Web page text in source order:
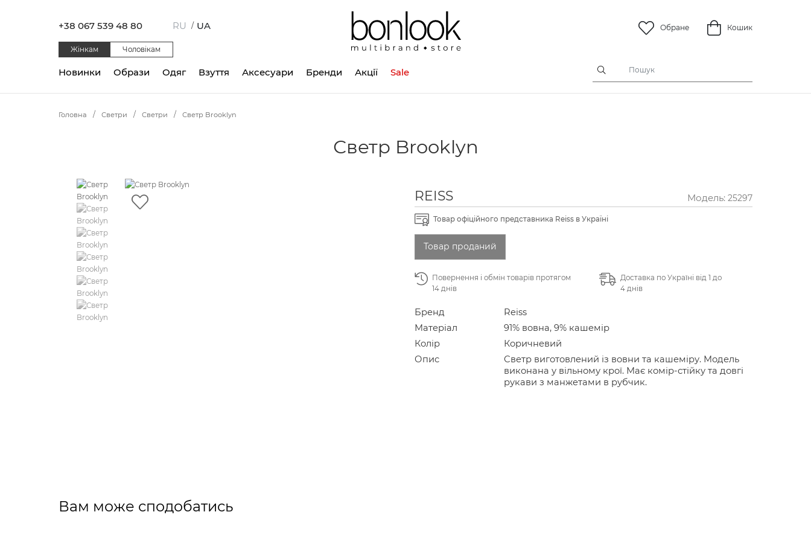
+38 067 539 48 80 RU / UA Обране Кошик
Жінкам Чоловікам
Одяг Взуття Аксесуари
Новинки Образи Бренди Акції Sale
Головна Светри Светри Светр Brooklyn
Светр Brooklyn
REISS Модель: 25297
Товар офіційного представника Reiss в Україні
Товар проданий
Повернення і обмін товарів протягом
14 днів
Доставка по Україні від 1 до
4 днів
Бренд
Reiss
Матеріал
91% вовна, 9% кашемір
Колір
Коричневий
Опис
Светр виготовлений із вовни та кашеміру. Модель
виконана у вільному крої. Має комір-стійку та довгі
рукави з манжетами в рубчик.
Вам може сподобатись